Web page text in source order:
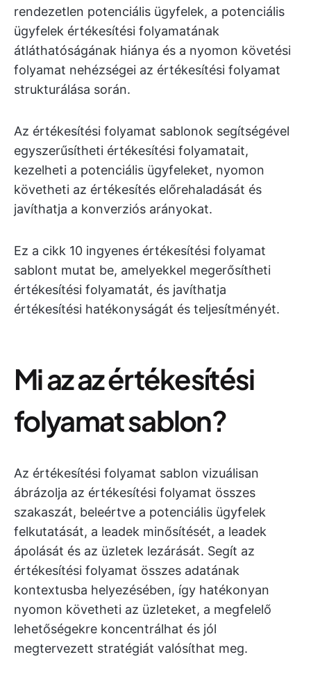
rendezetlen potenciális ügyfelek, a potenciális
ügyfelek értékesítési folyamatának
átláthatóságának hiánya és a nyomon követési
folyamat nehézségei az értékesítési folyamat
strukturálása során.
Az értékesítési folyamat sablonok segítségével
egyszerűsítheti értékesítési folyamatait,
kezelheti a potenciális ügyfeleket, nyomon
követheti az értékesítés előrehaladását és
javíthatja a konverziós arányokat.
Ez a cikk 10 ingyenes értékesítési folyamat
sablont mutat be, amelyekkel megerősítheti
értékesítési folyamatát, és javíthatja
értékesítési hatékonyságát és teljesítményét.
Mi az az értékesítési
folyamat sablon?
Az értékesítési folyamat sablon vizuálisan
ábrázolja az értékesítési folyamat összes
szakaszát, beleértve a potenciális ügyfelek
felkutatását, a leadek minősítését, a leadek
ápolását és az üzletek lezárását. Segít az
értékesítési folyamat összes adatának
kontextusba helyezésében, így hatékonyan
nyomon követheti az üzleteket, a megfelelő
lehetőségekre koncentrálhat és jól
megtervezett stratégiát valósíthat meg.